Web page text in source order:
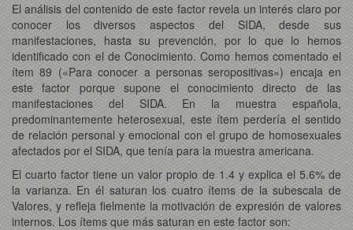
El análisis del contenido de este factor revela un interés claro por
conocer los diversos aspectos del SIDA, desde sus
manifestaciones, hasta su prevención, por lo que lo hemos
identificado con el de Conocimiento. Como hemos comentado el
ítem 89 («Para conocer a personas seropositivas») encaja en
este factor porque supone el conocimiento directo de las
manifestaciones del SIDA. En la muestra española,
predominantemente heterosexual, este ítem perdería el sentido
de relación personal y emocional con el grupo de homosexuales
afectados por el SIDA, que tenía para la muestra americana.
El cuarto factor tiene un valor propio de 1.4 y explica el 5.6% de
la varianza. En él saturan los cuatro ítems de la subescala de
Valores, y refleja fielmente la motivación de expresión de valores
internos. Los ítems que más saturan en este factor son: